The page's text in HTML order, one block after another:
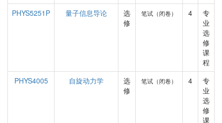
PHYS5251P
量子信息导论
选
修
笔试（闭卷） 4
专
业
选
修
课
程
PHYS4005
自旋动力学
选
修
笔试（闭卷） 4
专
业
选
修
课